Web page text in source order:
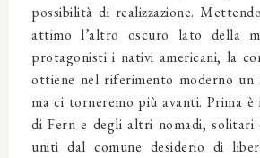
possibilità di realizzazione.
attimo l’altro oscuro lato della
protagonisti i nativi americani, la
ottiene nel riferimento moderno un
ma ci torneremo più avanti. Prima è
di Fern e degli altri nomadi, solitari
uniti dal comune desiderio di